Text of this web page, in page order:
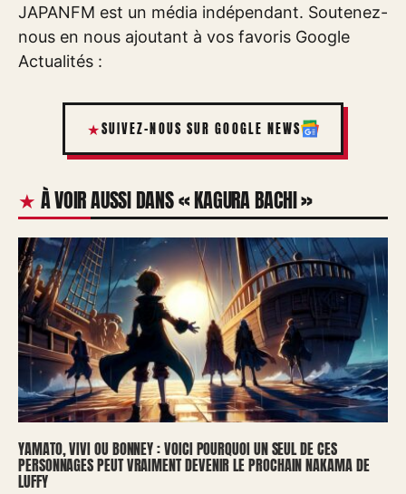
JAPANFM est un média indépendant. Soutenez-
nous en nous ajoutant à vos favoris Google
Actualités :
SUIVEZ-NOUS SUR GOOGLE NEWS
À VOIR AUSSI DANS « KAGURA BACHI »
YAMATO, VIVI OU BONNEY : VOICI POURQUOI UN SEUL DE CES
PERSONNAGES PEUT VRAIMENT DEVENIR LE PROCHAIN NAKAMA DE
LUFFY